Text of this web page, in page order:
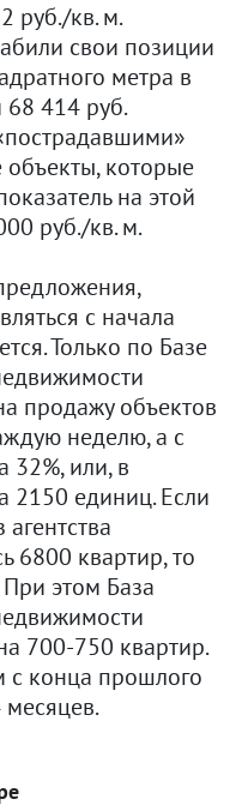
руб./кв. м.
свои позиции
метра в
68 414 руб.
которые
на этой
руб./кв. м.
с начала
Только по Базе
продажу объектов
неделю, а с
32%, или, в
2150 единиц. Если
6800 квартир, то
этом База
700-750 квартир.
с конца прошлого
месяцев.